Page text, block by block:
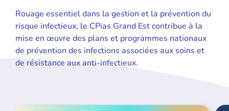
Rouage essentiel dans la gestion et la prévention du
risque infectieux, le CPias Grand Est contribue à la
mise en œuvre des plans et programmes nationaux
de prévention des infections associées aux soins et
de résistance aux anti-infectieux.